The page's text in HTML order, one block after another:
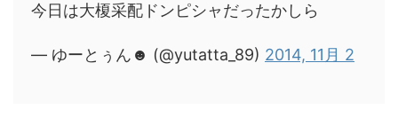
今日は大榎采配ドンピシャだったかしら
— ゆーとぅん☻ (@yutatta_89) 2014, 11月 2